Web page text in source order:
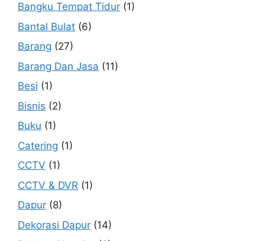
Bangku Tempat Tidur (1)
Bantal Bulat (6)
Barang (27)
Barang Dan Jasa (11)
Besi (1)
Bisnis (2)
Buku (1)
Catering (1)
CCTV (1)
CCTV & DVR (1)
Dapur (8)
Dekorasi Dapur (14)